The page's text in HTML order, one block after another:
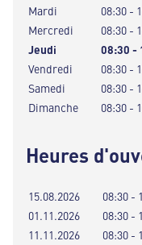
Mardi
08:30 -
Mercredi
08:30 -
Jeudi
08:30 -
Vendredi
08:30 -
Samedi
08:30 -
Dimanche
08:30 -
Heures
15.08.2026
08:30 -
01.11.2026
08:30 -
11.11.2026
08:30 -